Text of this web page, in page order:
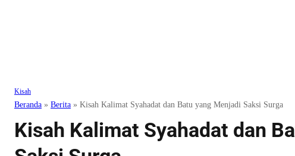
Kisah
Beranda » Berita » Kisah Kalimat Syahadat dan Batu yang Menjadi Saksi Surga
Kisah Kalimat Syahadat dan